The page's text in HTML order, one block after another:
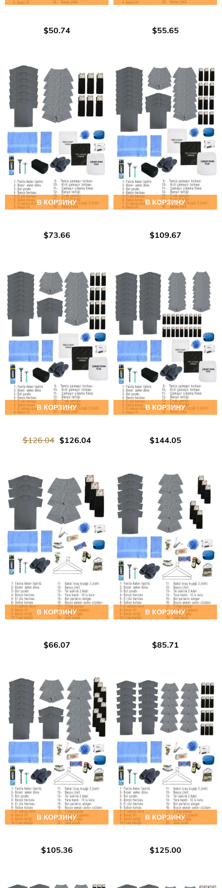
$50.74 $55.65
В КОРЗИНУ
$73.66
В КОРЗИНУ
$109.67
В КОРЗИНУ
$126.04
$126.04
В КОРЗИНУ
$144.05
В КОРЗИНУ
$66.07
В КОРЗИНУ
$85.71
В КОРЗИНУ
$105.36
В КОРЗИНУ
$125.00